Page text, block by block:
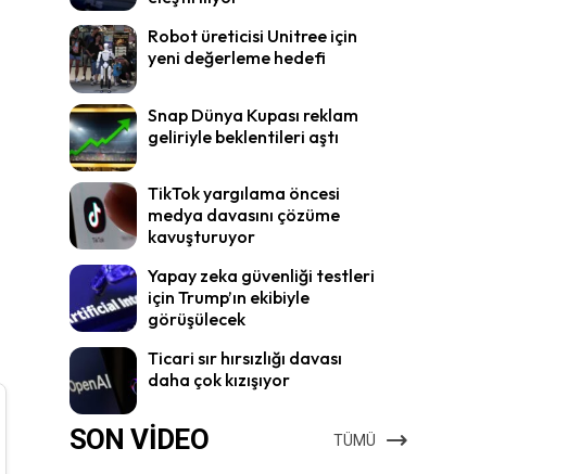
Robot üreticisi Unitree için
yeni değerleme hedefi
Snap Dünya Kupası reklam
geliriyle beklentileri aştı
TikTok yargılama öncesi
medya davasını çözüme
kavuşturuyor
Yapay zeka güvenliği testleri
için Trump’ın ekibiyle
görüşülecek
Ticari sır hırsızlığı davası
daha çok kızışıyor
SON VİDEO TÜMÜ